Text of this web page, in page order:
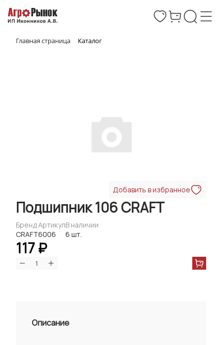
Главная страница Каталог
Добавить в избранное
Подшипник 106 CRAFT
Бренд
CRAFT
Артикул
6006
В наличии
6 шт.
117 ₽
Описание